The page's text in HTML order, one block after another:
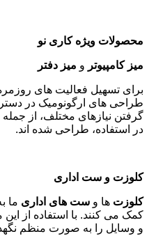
محصولات ویژه کاری نو
میز کامپیوتر و میز دفتر
برای تسهیل فعالیت های
طراحی های ارگونومیک در
گرفتن نیازهای مختلف، از
در استفاده، طراحی شده اند.
کلوزت و ست اداری
کلوزت ها و ست های اداری ما
کمک می کنند. با استفاده از
و وسایل را به صورت منظم